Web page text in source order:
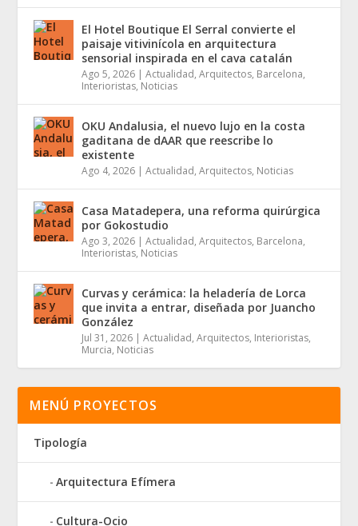
El Hotel Boutique El Serral convierte el
paisaje vitivinícola en arquitectura
sensorial inspirada en el cava catalán
Ago 5, 2026 |Actualidad,Arquitectos, Barcelona,
Interioristas, Noticias
OKU Andalusia, el nuevo lujo en la costa
gaditana de dAAR que reescribe lo
existente
Ago 4, 2026 |Actualidad,Arquitectos, Noticias
Casa Matadepera, una reforma quirúrgica
por Gokostudio
Ago 3, 2026 |Actualidad,Arquitectos, Barcelona,
Interioristas, Noticias
Curvas y cerámica: la heladería de Lorca
que invita a entrar, diseñada por Juancho
González
Jul 31, 2026 |Actualidad,Arquitectos, Interioristas,
Murcia, Noticias
MENÚ PROYECTOS
Tipología
Arquitectura Efímera
Cultura-Ocio